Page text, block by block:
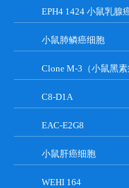
小鼠肺鳞癌细胞
C8-D1A
EAC-E2G8
小鼠肝癌细胞
WEHI 164